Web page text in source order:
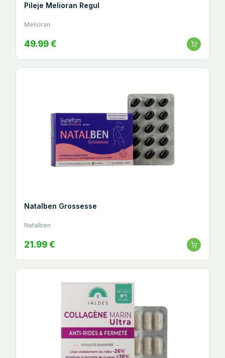
Pileje Melioran Regul
Melioran
49.99 €
Natalben Grossesse
Natalben
21.99 €